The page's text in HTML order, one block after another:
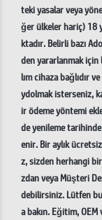
teki yasalar veya
ğer ülkeler hariç) 18
ktadır. Belirli bazı
den yararlanmak için
lım cihaza bağlıdır
ydolmak isterseniz,
ir ödeme yöntemi
de yenileme
enir. Bir aylık
z, sizden herhangi
zdan veya Müşteri
debilirsiniz. Lütfen
a bakın. Eğitim,